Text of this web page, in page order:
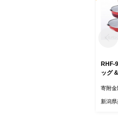
RHF-
ッグ
寄附金
新潟